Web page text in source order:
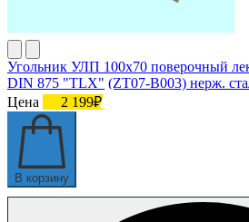
Угольник УЛП 100х70 поверочный
DIN 875 "TLX" (ZT07-B003) нерж.
Цена
2 199₽
В корзину